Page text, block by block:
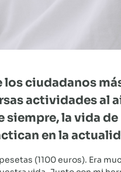
ciudadanos
actividades al
la vida
en la
(1100 euros). Era